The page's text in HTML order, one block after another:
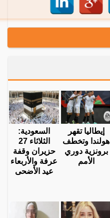
إيطاليا تقهر
هولندا وتخطف
برونزية دوري
الأمم
السعودية:
الثلاثاء 27
حزيران وقفة
عرفة والأربعاء
عيد الأضحى